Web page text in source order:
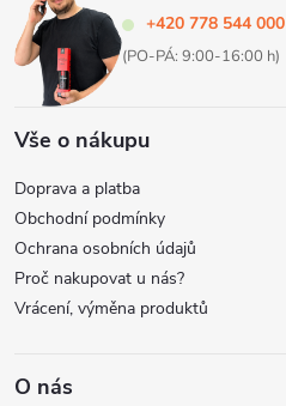
+420 778 544 000
(PO-PÁ: 9:00-16:00 h)
Vše o nákupu
Doprava a platba
Obchodní podmínky
Ochrana osobních údajů
Proč nakupovat u nás?
Vrácení, výměna produktů
O nás